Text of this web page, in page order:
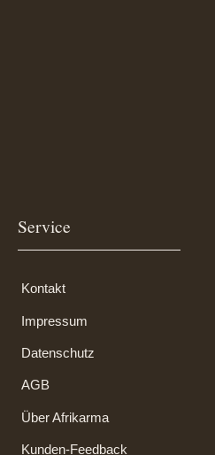
Service
Kontakt
Impressum
Datenschutz
AGB
Über Afrikarma
Kunden-Feedback